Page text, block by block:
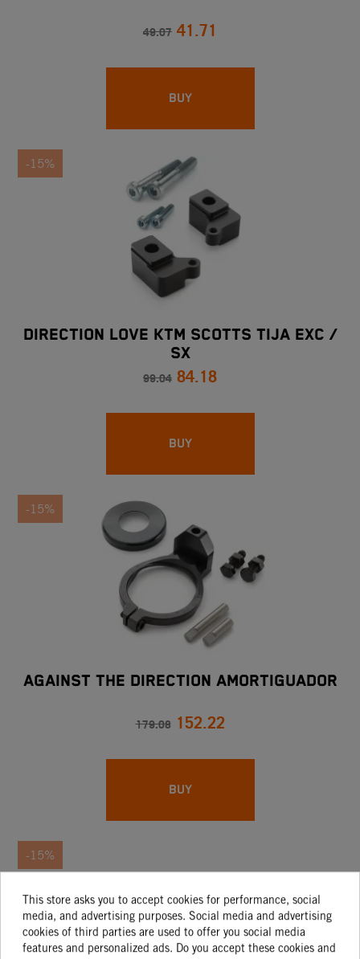
49.07 41.71
BUY
-15%
DIRECTION LOVE KTM SCOTTS TIJA EXC /
SX
99.04 84.18
BUY
-15%
AGAINST THE DIRECTION AMORTIGUADOR
179.08 152.22
BUY
-15%
This store asks you to accept cookies for performance, social
media, and advertising purposes. Social media and advertising
cookies of third parties are used to offer you social media
features and personalized ads. Do you accept these cookies and